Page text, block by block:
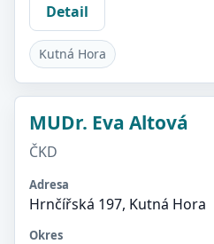
Detail
Kutná Hora
MUDr. Eva Altová
ČKD
Adresa
Hrnčířská 197, Kutná Hora
Okres